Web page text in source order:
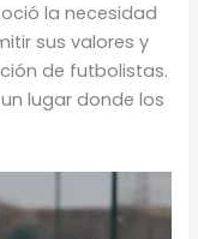
la necesidad
sus valores y
de futbolistas.
lugar donde los